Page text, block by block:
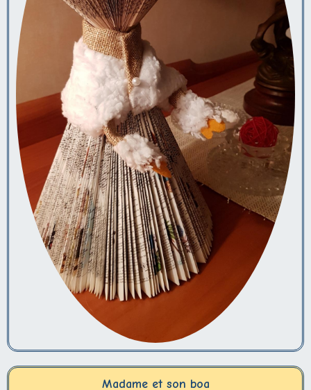
Madame et son boa